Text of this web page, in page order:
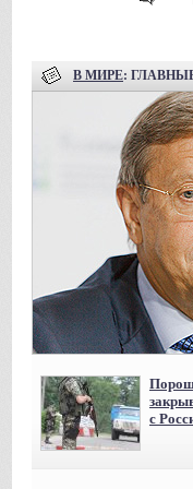
В МИРЕ:
с